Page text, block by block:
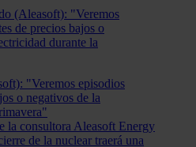
"Veremos episodios
o negativos de la
la consultora Aleasoft Energy
de la nuclear traerá una